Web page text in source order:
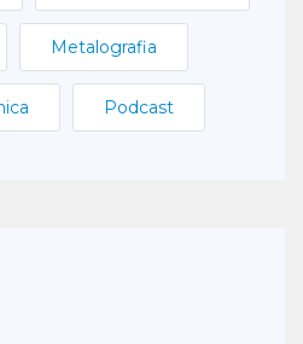
Metalografia
Podcast